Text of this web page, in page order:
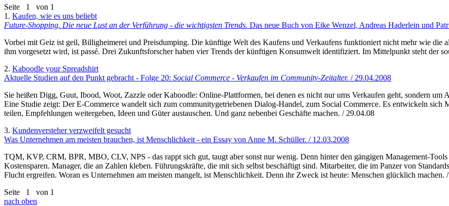
Seite 1
von 1
1. Kaufen, wie es uns beliebt
Future-Shopping. Die neue Lust an der Verführung - die wichtigsten Trends. Das neue Buch von Eike Wenzel, Andreas Haderlein und
Vorbei mit Geiz ist geil, Billigheimerei und Preisdumping. Die künftige Welt des Kaufens und Verkaufens funktioniert nicht mehr wie die
ihm vorgesetzt wird, ist passé. Drei Zukunftsforscher haben vier Trends der künftigen Konsumwelt identifiziert. Im Mittelpunkt steht der
2. Kaboodle your Spreadshirt
Aktuelle Studien auf den Punkt gebracht - Folge 20: Social Commerce - Verkaufen im Community-Zeitalter. / 29.04.2008
Sie heißen Digg, Guut, Ibood, Woot, Zazzle oder Kaboodle: Online-Plattformen, bei denen es nicht nur ums Verkaufen geht, sondern um
Eine Studie zeigt: Der E-Commerce wandelt sich zum communitygetriebenen Dialog-Handel, zum Social Commerce. Es entwickeln sich
teilen, Empfehlungen weitergeben, Ideen und Güter austauschen. Und ganz nebenbei Geschäfte machen. / 29.04.08
3. Kundenversteher verzweifelt gesucht
Was Unternehmen am meisten brauchen, ist Menschlichkeit - ein Essay von Anne M. Schüller. / 12.03.2008
TQM, KVP, CRM, BPR, MBO, CLV, NPS - das rappt sich gut, taugt aber sonst nur wenig. Denn hinter den gängigen Management-
Kostensparen. Manager, die an Zahlen kleben. Führungskräfte, die mit sich selbst beschäftigt sind. Mitarbeiter, die im Panzer von
Flucht ergreifen. Woran es Unternehmen am meisten mangelt, ist Menschlichkeit. Denn ihr Zweck ist heute: Menschen glücklich machen.
Seite 1
von 1
nach oben